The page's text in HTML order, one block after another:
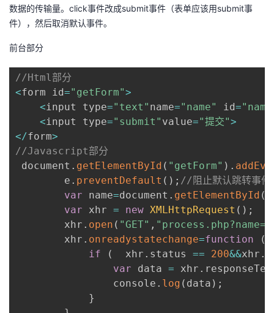
数据的传输量。click事件改成submit事件（表单应该用submit事
件），然后取消默认事件。
前台部分
//Html部分
<form id="getForm">
<input type="text" name="name" id=
<input type="submit" value="提交">
</form>
//Javascript部分
document . getElementById ( "getForm" ) .
        e
. preventDefault ( ) ; //阻止默认跳转事件
var name=document . getElementById (
var xhr = new XMLHttpRequest ( ) ;
        xhr
. open ( "GET" , "process.php?name="
        xhr
. onreadystatechange=function (
if
(
  xhr
. status == 200&&xhr .
var data = xhr .
                console
. log ( data ) ;
}